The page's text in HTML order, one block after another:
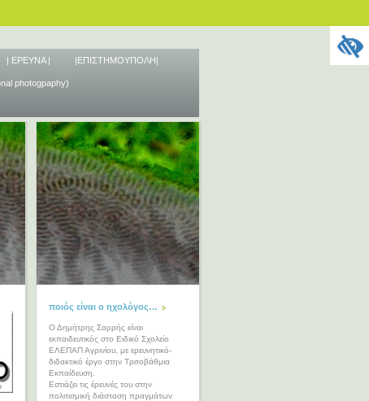
| ΕΡΕΥΝΑ | |ΕΠΙΣΤΗΜΟΥΠΟΛΗ|
photogpaphy)
ποιός είναι ο ηχολόγος…
Ο Δημήτρης Σαρρής είναι
εκπαιδευτικός στο Ειδικό Σχολείο
ΕΛΕΠΑΠ Αγρινίου, με ερευνητικό-
διδακτικό έργο στην Τριτοβάθμια
Εκπαίδευση.
Εστιάζει τις έρευνές του στην
πολιτισμική διάσταση πραγμάτων